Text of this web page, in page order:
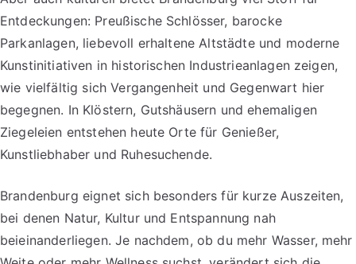
Entdeckungen: Preußische Schlösser, barocke
Parkanlagen, liebevoll erhaltene Altstädte und moderne
Kunstinitiativen in historischen Industrieanlagen zeigen,
wie vielfältig sich Vergangenheit und Gegenwart hier
begegnen. In Klöstern, Gutshäusern und ehemaligen
Ziegeleien entstehen heute Orte für Genießer,
Kunstliebhaber und Ruhesuchende.
Brandenburg eignet sich besonders für kurze Auszeiten,
bei denen Natur, Kultur und Entspannung nah
beieinanderliegen. Je nachdem, ob du mehr Wasser, mehr